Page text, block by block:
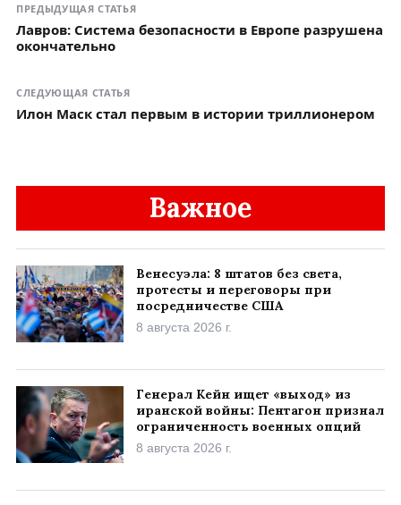
ПРЕДЫДУЩАЯ СТАТЬЯ
Лавров: Система безопасности в Европе разрушена
окончательно
СЛЕДУЮЩАЯ СТАТЬЯ
Илон Маск стал первым в истории триллионером
Важное
Венесуэла: 8 штатов без света,
протесты и переговоры при
посредничестве США
8 августа 2026 г.
Генерал Кейн ищет «выход» из
иранской войны: Пентагон признал
ограниченность военных опций
8 августа 2026 г.